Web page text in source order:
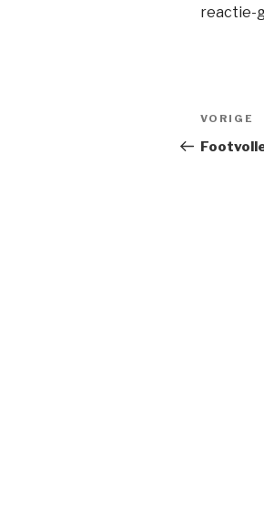
reactie-
Vorig
bericht
VORIGE